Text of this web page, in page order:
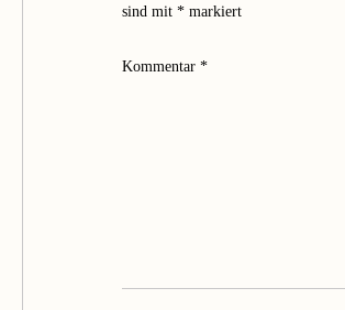
sind mit * markiert
Kommentar *